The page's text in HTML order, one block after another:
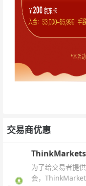
交易商优惠
ThinkMarkets
为了给交易者提
会，